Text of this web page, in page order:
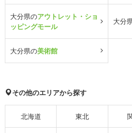
大分県のアウトレット・ショ
ッピングモール
大分
大分県の美術館
その他のエリアから探す
北海道 東北